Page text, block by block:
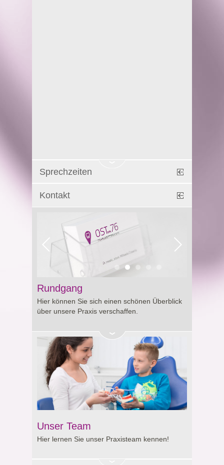
Sprechzeiten
Kontakt
Rundgang
Hier können Sie sich einen schönen Überblick
über unsere Praxis verschaffen.
Unser Team
Hier lernen Sie unser Praxisteam kennen!